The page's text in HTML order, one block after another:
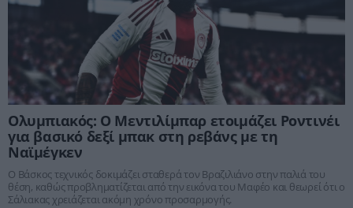
Ολυμπιακός: Ο Μεντιλίμπαρ ετοιμάζει Ροντινέι
για βασικό δεξί μπακ στη ρεβάνς με τη
Ναϊμέγκεν
Ο Βάσκος τεχνικός δοκιμάζει σταθερά τον Βραζιλιάνο στην παλιά του
θέση, καθώς προβληματίζεται από την εικόνα του Μαφέο και θεωρεί ότι ο
Σάλιακας χρειάζεται ακόμη χρόνο προσαρμογής.